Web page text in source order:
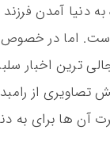
به دنیا آمدن
اما در خصوص
تصاویری از
آن ها برای به